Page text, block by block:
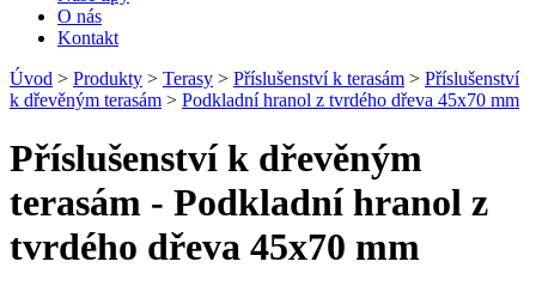
O nás
Kontakt
Úvod > Produkty > Terasy > Příslušenství k terasám > Příslušenství
k dřevěným terasám > Podkladní hranol z tvrdého dřeva 45x70 mm
Příslušenství k dřevěným
terasám - Podkladní hranol z
tvrdého dřeva 45x70 mm